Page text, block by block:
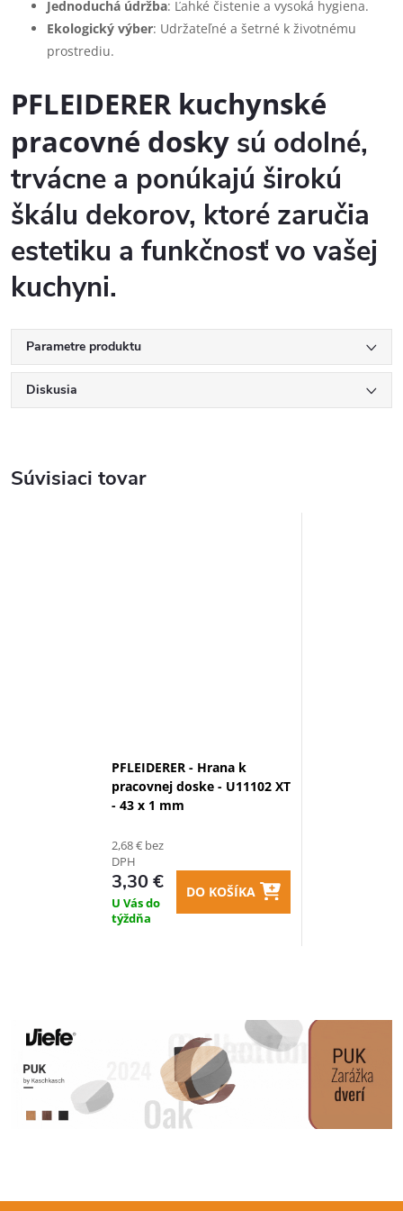
Jednoduchá údržba: Ľahké čistenie a vysoká hygiena.
Ekologický výber: Udržateľné a šetrné k životnému
prostrediu.
PFLEIDERER kuchynské
pracovné dosky sú odolné,
trvácne a ponúkajú širokú
škálu dekorov, ktoré zaručia
estetiku a funkčnosť vo vašej
kuchyni.
Parametre produktu
Diskusia
Súvisiaci tovar
PFLEIDERER - Hrana k
pracovnej doske - U11102 XT
- 43 x 1 mm
2,68 € bez
DPH
3,30 €
U Vás do
týždňa
DO KOŠÍKA